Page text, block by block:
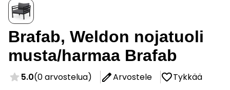
Brafab, Weldon nojatuoli
musta/harmaa Brafab
5.0(0 arvostelua) Arvostele
Tykkää